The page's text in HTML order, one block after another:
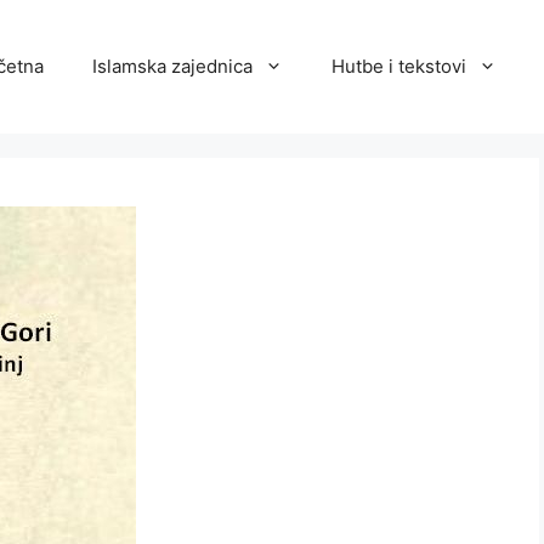
Islamska zajednica Hutbe i tekstovi